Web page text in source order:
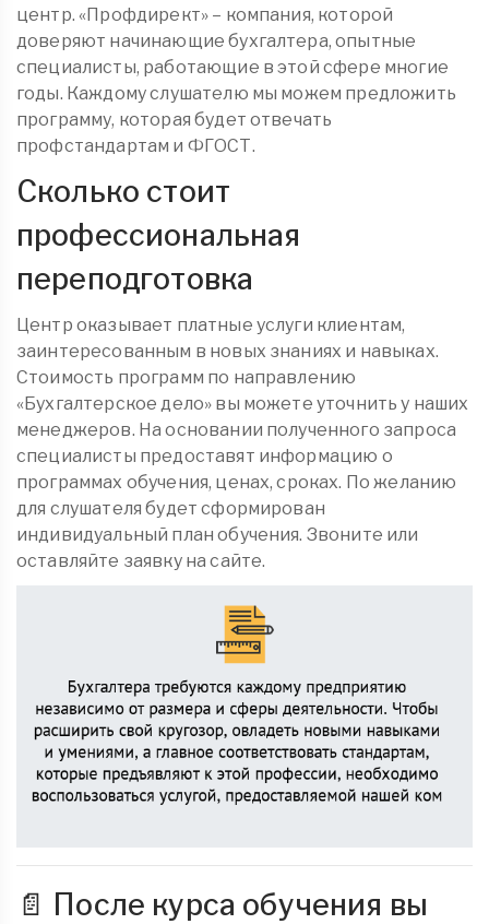
центр. «Профдирект» – компания, которой
доверяют начинающие бухгалтера, опытные
специалисты, работающие в этой сфере многие
годы. Каждому слушателю мы можем предложить
программу, которая будет отвечать
профстандартам и ФГОСТ.
Сколько стоит
профессиональная
переподготовка
Центр оказывает платные услуги клиентам,
заинтересованным в новых знаниях и навыках.
Стоимость программ по направлению
«Бухгалтерское дело» вы можете уточнить у наших
менеджеров. На основании полученного запроса
специалисты предоставят информацию о
программах обучения, ценах, сроках. По желанию
для слушателя будет сформирован
индивидуальный план обучения. Звоните или
оставляйте заявку на сайте.
📄 После курса обучения вы